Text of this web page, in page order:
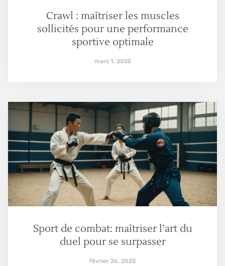
Crawl : maîtriser les muscles
sollicités pour une performance
sportive optimale
mars 1, 2025
Sport de combat: maîtriser l’art du
duel pour se surpasser
février 26, 2025